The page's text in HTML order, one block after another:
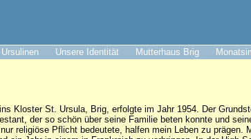
Ursulinen Unsere Identität Mutterhaus Brig
Kloster St. Ursula, Brig, erfolgte im Jahr 1954. Der
der so schön über seine Familie beten konnte und
religiöse Pflicht bedeutete, halfen mein Leben zu prägen.